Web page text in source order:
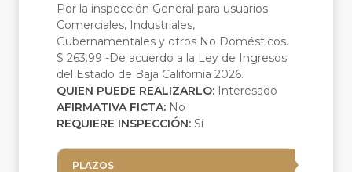
Por la inspección General para usuarios
Comerciales, Industriales,
Gubernamentales y otros No Domésticos.
$ 263.99 -De acuerdo a la Ley de Ingresos
del Estado de Baja California 2026.
QUIEN PUEDE REALIZARLO: Interesado
AFIRMATIVA FICTA: No
REQUIERE INSPECCIÓN: Sí
PLAZOS